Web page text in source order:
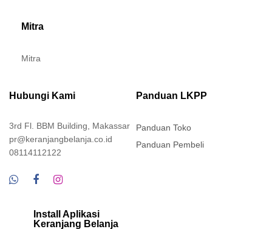
Mitra
Mitra
Hubungi Kami
3rd Fl. BBM Building, Makassar
pr@keranjangbelanja.co.id
08114112122
Panduan LKPP
Panduan Toko
Panduan Pembeli
Install Aplikasi
Keranjang Belanja